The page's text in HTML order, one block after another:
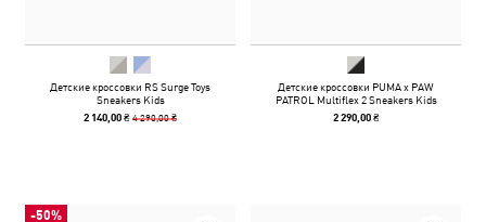
Детские кроссовки RS Surge Toys
Sneakers Kids
2 140,00 ₴4 290,00 ₴
Детские кроссовки PUMA x PAW
PATROL Multiflex 2 Sneakers Kids
2 290,00 ₴
-50%